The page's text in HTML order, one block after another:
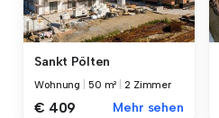
Sankt Pölten
Wohnung 50 m² |2 Zimmer
€ 409 Mehr sehen